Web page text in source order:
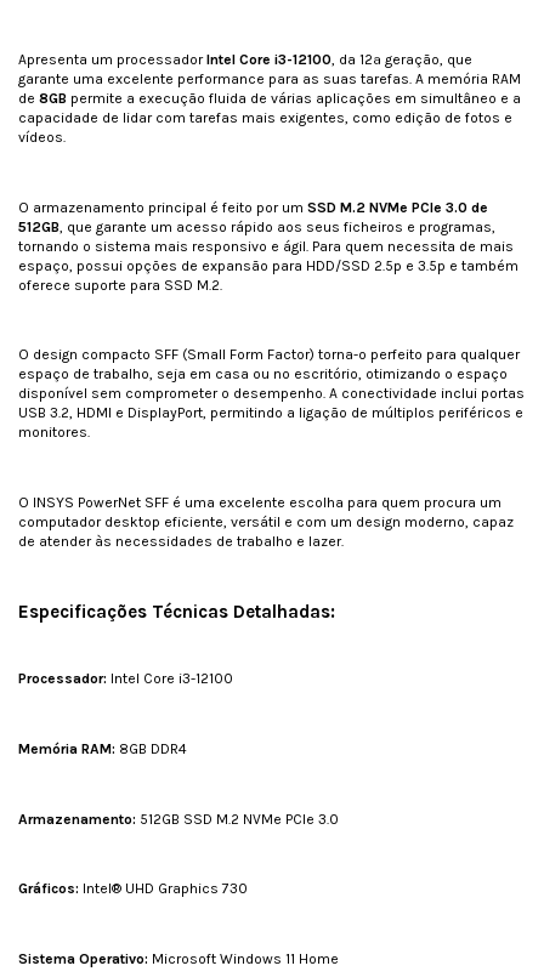
Apresenta um processadorIntel Core i3-12100, da 12ª geração, que
garante uma excelente performance para as suas tarefas. A memória RAM
de 8GB permite a execução fluida de várias aplicações em simultâneo e a
capacidade de lidar com tarefas mais exigentes, como edição de fotos e
vídeos.
O armazenamento principal é feito por um SSD M.2 NVMe PCIe 3.0 de
512GB , que garante um acesso rápido aos seus ficheiros e programas,
tornando o sistema mais responsivo e ágil. Para quem necessita de mais
espaço, possui opções de expansão para HDD/SSD 2.5p e 3.5p e também
oferece suporte para SSD M.2.
O design compacto SFF (Small Form Factor) torna-o perfeito para qualquer
espaço de trabalho, seja em casa ou no escritório, otimizando o espaço
disponível sem comprometer o desempenho. A conectividade inclui portas
USB 3.2, HDMI e DisplayPort, permitindo a ligação de múltiplos periféricos e
monitores.
O INSYS PowerNet SFF é uma excelente escolha para quem procura um
computador desktop eficiente, versátil e com um design moderno, capaz
de atender às necessidades de trabalho e lazer.
Especificações Técnicas Detalhadas:
Processador: Intel Core i3-12100
Memória RAM: 8GB DDR4
Armazenamento: 512GB SSD M.2 NVMe PCIe 3.0
Gráficos: Intel® UHD Graphics 730
Sistema Operativo: Microsoft Windows 11 Home